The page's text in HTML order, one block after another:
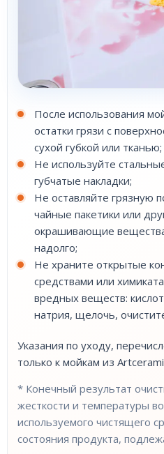
После использования
остатки грязи с
сухой губкой или тканью;
Не используйте
губчатые накладки;
Не оставляйте грязную
чайные пакетики или
окрашивающие
надолго;
Не храните открытые
средствами или
вредных веществ:
натрия, щелочь,
Указания по уходу,
только к мойкам из
* Конечный результат
жесткости и температуры
используемого чистящего
состояния продукта,